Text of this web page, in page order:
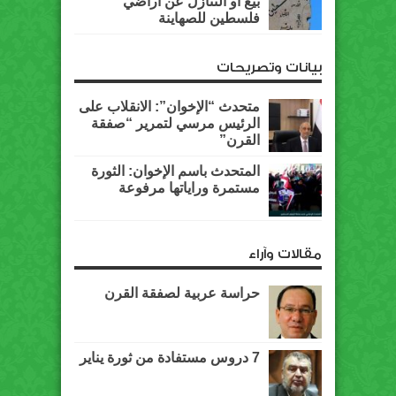
فلسطين للصهاينة
بيانات وتصريحات
متحدث “الإخوان”: الانقلاب على
الرئيس مرسي لتمرير “صفقة
القرن”
المتحدث باسم الإخوان: الثورة
مستمرة وراياتها مرفوعة
مقالات وآراء
حراسة عربية لصفقة القرن
7 دروس مستفادة من ثورة يناير